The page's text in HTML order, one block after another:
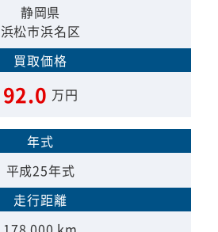
静岡県
浜松市浜名区
買取価格
92.0 万円
年式
平成25年式
走行距離